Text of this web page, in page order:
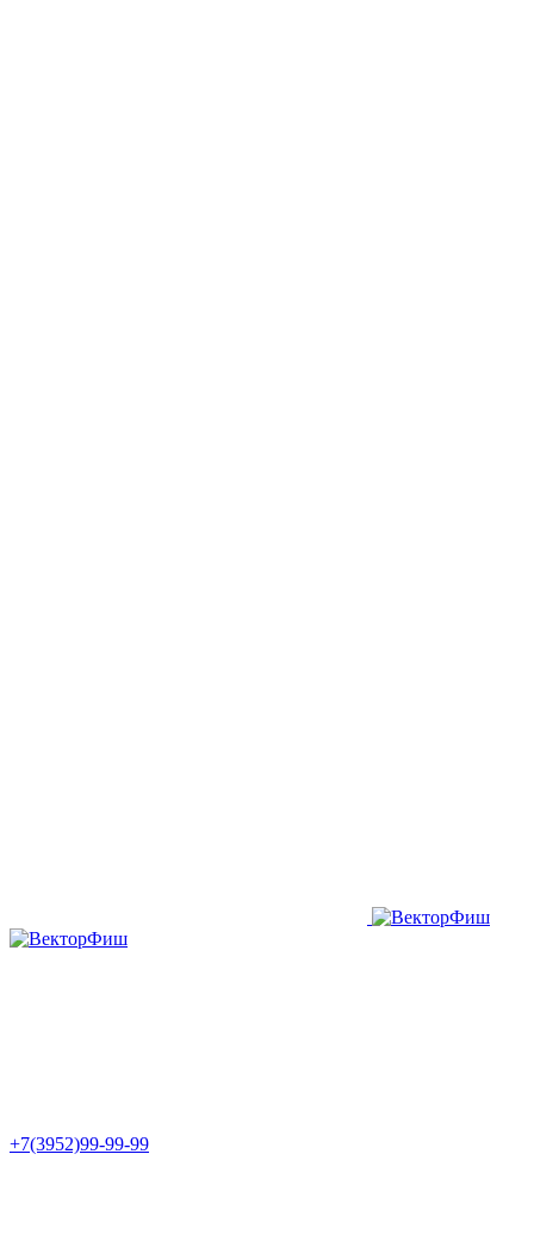
+7(3952)99-99-99